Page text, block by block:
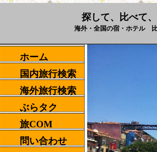
探して、比べて、旅
海外・全国の宿・ホテル 比較＆
ホーム
国内旅行検索
海外旅行検索
ぶらタク
旅COM
問い合わせ